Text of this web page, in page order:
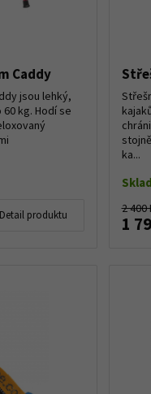
Caddy
jsou lehký,
kg. Hodí se
Detail produktu
ka...
2 400
1